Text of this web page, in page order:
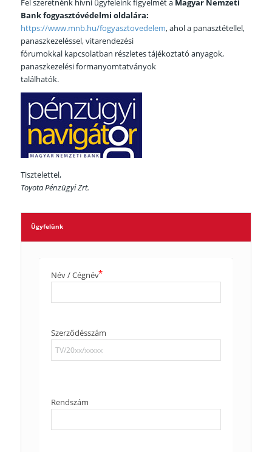
Bank fogyasztóvédelmi oldalára:
https://www.mnb.hu/fogyasztovedelem, ahol a panasztétellel,
panaszkezeléssel, vitarendezési
fórumokkal kapcsolatban részletes tájékoztató anyagok,
panaszkezelési formanyomtatványok
találhatók.
Tisztelettel,
Toyota Pénzügyi Zrt.
Ügyfelünk
Név / Cégnév
Szerződésszám
Rendszám